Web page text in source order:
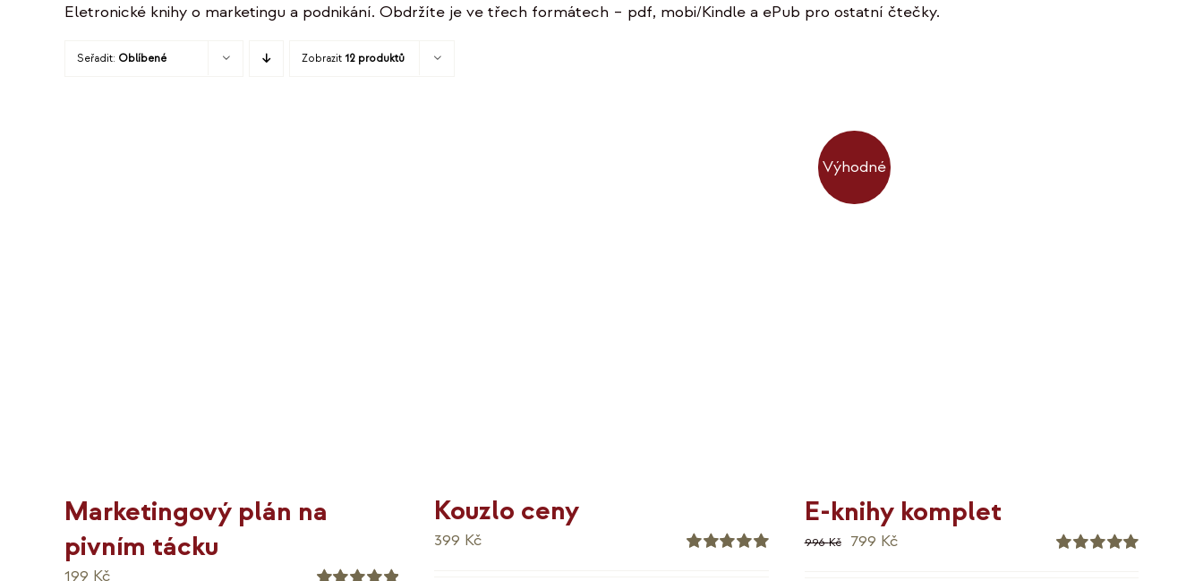
Eletronické knihy o marketingu a podnikání. Obdržíte je ve třech formátech – pdf, mobi/Kindle a ePub pro ostatní čtečky.
Seřadit: Oblíbené Zobrazit 12 produktů
Marketingový plán na
pivním tácku
199 Kč
Kouzlo ceny
399 Kč
Výhodné
E-knihy komplet
996Kč
Původní
799 KčAktuální